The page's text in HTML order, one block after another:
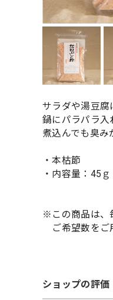
サラダや湯豆腐
鍋にパラパラ入
煮込んでも臭
・本枯節
・内容量：45ｇ
※この商品は、
ご希望数をご
ショップの評価